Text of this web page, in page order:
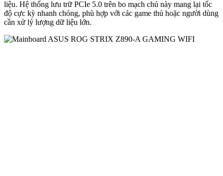
liệu. Hệ thống lưu trữ PCIe 5.0 trên bo mạch chủ này mang lại tốc
độ cực kỳ nhanh chóng, phù hợp với các game thủ hoặc người dùng
cần xử lý lượng dữ liệu lớn.